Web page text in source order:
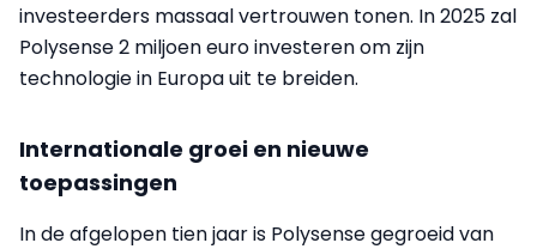
investeerders massaal vertrouwen tonen. In 2025 zal
Polysense 2 miljoen euro investeren om zijn
technologie in Europa uit te breiden.
Internationale groei en nieuwe
toepassingen
In de afgelopen tien jaar is Polysense gegroeid van